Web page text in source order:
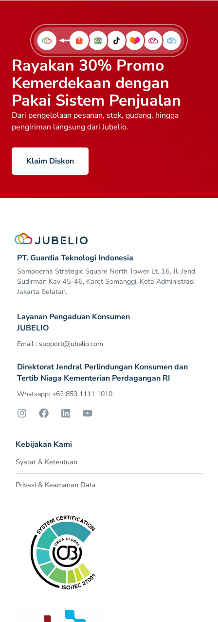
Rayakan 30% Promo
Kemerdekaan dengan
Pakai Sistem Penjualan
Dari pengelolaan pesanan, stok, gudang, hingga
pengiriman langsung dari Jubelio.
Klaim Diskon
PT. Guardia Teknologi Indonesia
Sampoerna Strategic Square North Tower Lt. 16, Jl. Jend.
Sudirman Kav 45-46, Karet Semanggi, Kota Administrasi
Jakarta Selatan.
Layanan Pengaduan Konsumen
JUBELIO
Email : support@jubelio.com
Direktorat Jendral Perlindungan Konsumen dan
Tertib Niaga Kementerian Perdagangan RI
Whatsapp: +62 853 1111 1010
Kebijakan Kami
Syarat & Ketentuan
Privasi & Keamanan Data